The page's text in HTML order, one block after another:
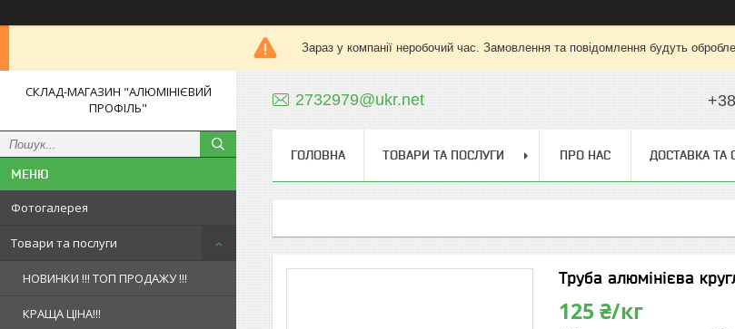
Зараз у компанії неробочий час. Замовлення та повідомлення будуть
СКЛАД-МАГАЗИН "АЛЮМІНІЄВИЙ
ПРОФІЛЬ"
Фотогалерея
Товари та послуги
НОВИНКИ !!! ТОП ПРОДАЖУ !!!
КРАЩА ЦІНА!!!
2732979@ukr.net
ГОЛОВНА ТОВАРИ ТА ПОСЛУГИ ПРО НАС ДОСТАВКА ТА
Труба алюмінієва
125 ₴/кг